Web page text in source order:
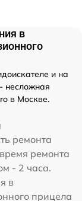
в
и на
несложная
в Москве.
ремонта
ремонта
- 2 часа.
в
прицела